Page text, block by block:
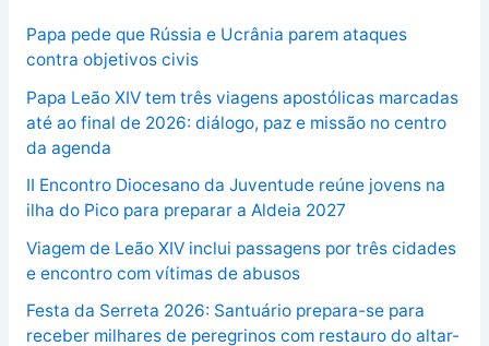
Papa pede que Rússia e Ucrânia parem ataques
contra objetivos civis
Papa Leão XIV tem três viagens apostólicas marcadas
até ao final de 2026: diálogo, paz e missão no centro
da agenda
II Encontro Diocesano da Juventude reúne jovens na
ilha do Pico para preparar a Aldeia 2027
Viagem de Leão XIV inclui passagens por três cidades
e encontro com vítimas de abusos
Festa da Serreta 2026: Santuário prepara-se para
receber milhares de peregrinos com restauro do altar-